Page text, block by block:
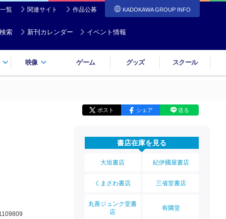
覧 関連サイト 作品公募 KADOKAWA GROUP INFO
索 新刊カレンダー イベント情報
映像 ゲーム グッズ スクール
ポスト シェア 送る
書店在庫を見る
大垣書店 紀伊國屋書店
くまざわ書店 三省堂書店
丸善ジュンク堂書
店
有隣堂